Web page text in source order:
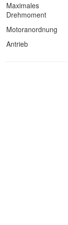
Maximales
Drehmoment
Motoranordnung
Antrieb